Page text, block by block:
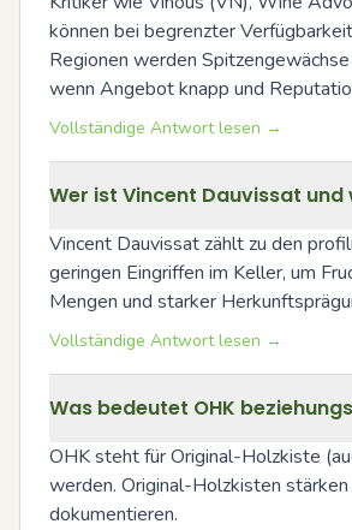
können bei begrenzter
Regionen werden
wenn Angebot knapp und
Vollständige Antwort lesen →
Wer ist Vincent Dauvissat
Vincent Dauvissat zählt zu den
geringen Eingriffen im Keller, um
Mengen und starker
Vollständige Antwort lesen →
Was bedeutet OHK
OHK steht für Original-Holzkiste
werden. Original-Holzkisten
dokumentieren.